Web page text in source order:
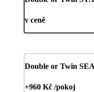
v ceně
Double or Twin
+960 Kč /pokoj